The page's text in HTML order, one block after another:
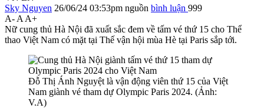
Sky Nguyen 26/06/24 03:53pm nguồn bình luận 999
A- A A+
Nữ cung thủ Hà Nội đã xuất sắc đem về tấm vé thứ 15 cho Thể
thao Việt Nam có mặt tại Thế vận hội mùa Hè tại Paris sắp tới.
Đỗ Thị Ánh Nguyệt là vận động viên thứ 15 của Việt
Nam giành vé tham dự Olympic Paris 2024. (Ảnh:
V.A)